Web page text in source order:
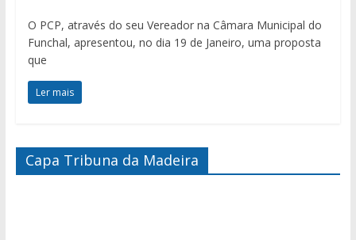
O PCP, através do seu Vereador na Câmara Municipal do
Funchal, apresentou, no dia 19 de Janeiro, uma proposta
que
Ler mais
Capa Tribuna da Madeira